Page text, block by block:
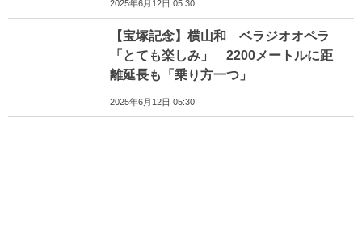
2025年6月12日 05:30
【宝塚記念】横山和 ベラジオオペラ
「とても楽しみ」 2200メートルに距
離延長も「乗り方一つ」
2025年6月12日 05:30